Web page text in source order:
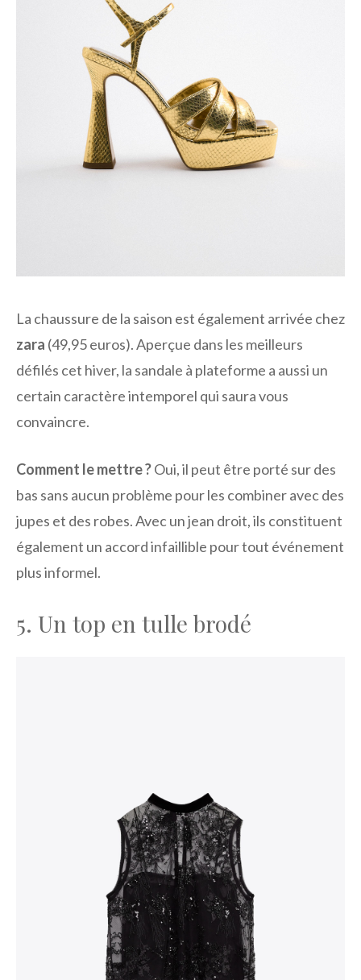
La chaussure de la saison est également arrivée chez
zara (49,95 euros). Aperçue dans les meilleurs
défilés cet hiver, la sandale à plateforme a aussi un
certain caractère intemporel qui saura vous
convaincre.
Comment le mettre ?Oui, il peut être porté sur des
bas sans aucun problème pour les combiner avec des
jupes et des robes. Avec un jean droit, ils constituent
également un accord infaillible pour tout événement
plus informel.
5. Un top en tulle brodé